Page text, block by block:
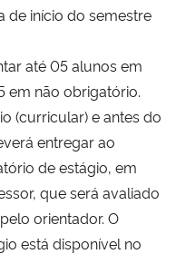
de início do semestre
até 05 alunos em
em não obrigatório.
(curricular) e antes do
entregar ao
de estágio, em
que será avaliado
orientador. O
está disponível no